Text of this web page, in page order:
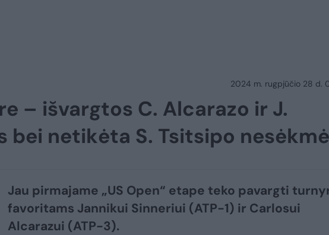
2024 m. rugpjūčio 28 d.
– išvargtos C. Alcarazo ir J.
bei netikėta S. Tsitsipo nesėkmė
Jau pirmajame „US Open“ etape teko pavargti
favoritams Jannikui Sinneriui (ATP-1) ir Carlosui
Alcarazui (ATP-3).